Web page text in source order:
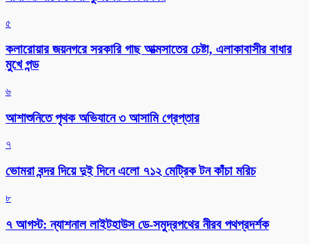
৫
কলারোয়ার জয়নগরে সরকারি গাছ আত্মসাতের চেষ্টা, এলাকাবাসীর বাধার
মুখে পন্ড
৬
আশাশুনিতে পৃথক অভিযানে ৩ আসামি গ্রেপ্তার
৭
ভোমরা বন্দর দিয়ে দুই দিনে এলো ৭১২ মেট্রিক টন কাঁচা মরিচ
৮
৭ আগস্ট: ন্যাশনাল লাইটহাউস ডে-সমুদ্রপথের নীরব পথপ্রদর্শক